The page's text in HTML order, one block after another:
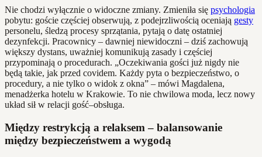
Nie chodzi wyłącznie o widoczne zmiany. Zmieniła się psychologia
pobytu: goście częściej obserwują, z podejrzliwością oceniają gesty
personelu, śledzą procesy sprzątania, pytają o datę ostatniej
dezynfekcji. Pracownicy – dawniej niewidoczni – dziś zachowują
większy dystans, uważniej komunikują zasady i częściej
przypominają o procedurach. „Oczekiwania gości już nigdy nie
będą takie, jak przed covidem. Każdy pyta o bezpieczeństwo, o
procedury, a nie tylko o widok z okna” – mówi Magdalena,
menadżerka hotelu w Krakowie. To nie chwilowa moda, lecz nowy
układ sił w relacji gość–obsługa.
Między restrykcją a relaksem – balansowanie
między bezpieczeństwem a wygodą